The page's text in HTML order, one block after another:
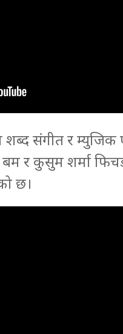
शब्द संगीत र
र कुसुम शर्मा
छ।